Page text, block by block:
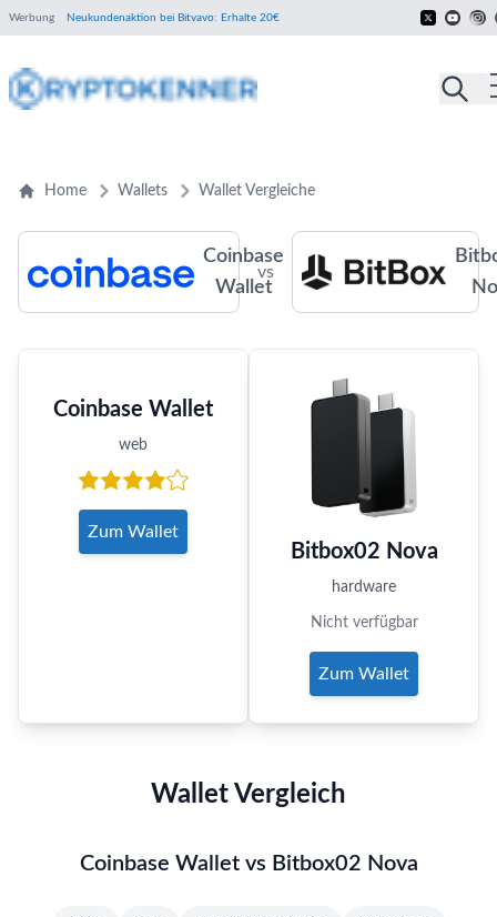
Werbung Neukundenaktion bei Bitvavo: Erhalte 20€
Home Wallets Wallet Vergleiche
Coinbase
Wallet
vs
Coinbase Wallet
web
Zum Wallet
Bitbox02 Nova
hardware
Nicht verfügbar
Zum Wallet
Wallet Vergleich
Coinbase Wallet vs Bitbox02 Nova